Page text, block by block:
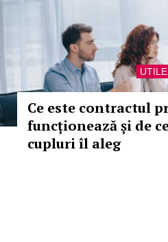
UTILE
Ce este contractul
funcționează și de
cupluri îl aleg